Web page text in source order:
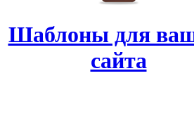
Шаблоны для
сайта